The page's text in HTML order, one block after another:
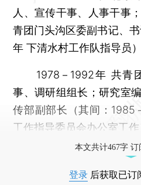
人、宣传干事、人事干事
青团门头沟区委副书记、
年 下清水村工作队指导员）
1978－1992年 共青
事、调研组组长；研究室
传部副部长（其间：1985
工作指导委员会办公室工作
本文共计467字
登录 后获取已订